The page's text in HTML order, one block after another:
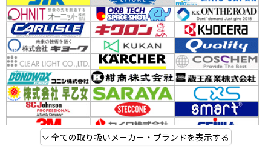
全ての取り扱いメーカー・ブランドを表示する